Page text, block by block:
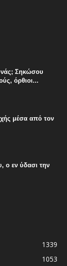
Σηκώσου
όρθιοι...
μέσα από τον
ο εν ύδασι την
1339
1053